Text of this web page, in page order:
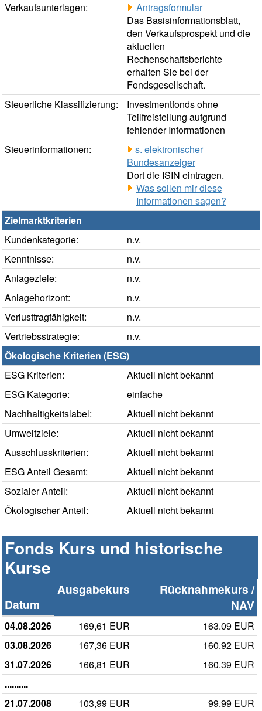
Verkaufsunterlagen:
Antragsformular
Das Basisinformationsblatt,
den Verkaufsprospekt und die
aktuellen
Rechenschaftsberichte
erhalten Sie bei der
Fondsgesellschaft.
Steuerliche Klassifizierung:
Investmentfonds ohne
Teilfreistellung aufgrund
fehlender Informationen
Steuerinformationen:
s. elektronischer
Bundesanzeiger
Dort die ISIN eintragen.
Was sollen mir diese
Informationen sagen?
Zielmarktkriterien
Kundenkategorie:
n.v.
Kenntnisse:
n.v.
Anlageziele:
n.v.
Anlagehorizont:
n.v.
Verlusttragfähigkeit:
n.v.
Vertriebsstrategie:
n.v.
Ökologische Kriterien (ESG)
ESG Kriterien:
Aktuell nicht bekannt
ESG Kategorie:
einfache
Nachhaltigkeitslabel:
Aktuell nicht bekannt
Umweltziele:
Aktuell nicht bekannt
Ausschlusskriterien:
Aktuell nicht bekannt
ESG Anteil Gesamt:
Aktuell nicht bekannt
Sozialer Anteil:
Aktuell nicht bekannt
Ökologischer Anteil:
Aktuell nicht bekannt
Fonds Kurs und historische
Kurse
Datum
Ausgabekurs
Rücknahmekurs /
NAV
04.08.2026 169,61 EUR
163.09 EUR
03.08.2026
167,36 EUR
160.92 EUR
31.07.2026
166,81 EUR
160.39 EUR
..........
21.07.2008
103,99 EUR 99.99 EUR